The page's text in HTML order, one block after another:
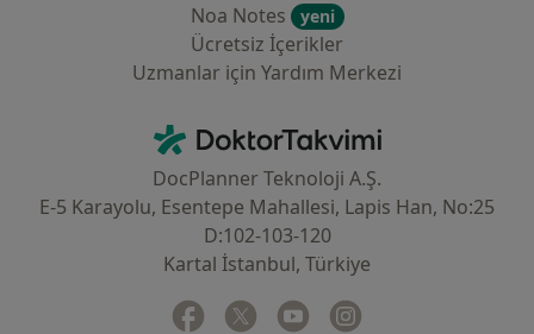
Noa Notes
yeni
Ücretsiz İçerikler
Uzmanlar için Yardım Merkezi
DoktorTakvimi - Ana Sayfa
DocPlanner Teknoloji A.Ş.
E-5 Karayolu, Esentepe Mahallesi, Lapis Han, No:25
D:102-103-120
Kartal İstanbul, Türkiye
Facebook
yeni bir sekmede açılır
Twitter
yeni bir sekmede açılır
Youtube
yeni bir sekmede açılır